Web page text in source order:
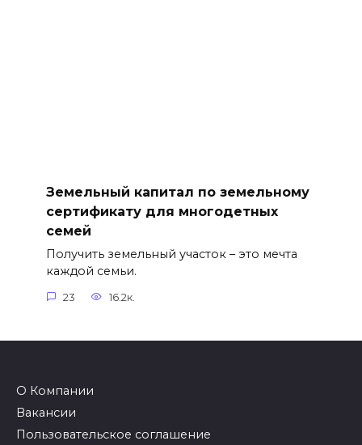
Земельный капитал по земельному
сертификату для многодетных
семей
Получить земельный участок – это мечта
каждой семьи.
23 16.2к.
О Компании
Вакансии
Пользовательское соглашение